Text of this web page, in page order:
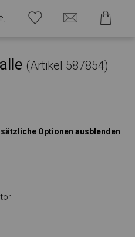
(Artikel 587854)
Optionen ausblenden